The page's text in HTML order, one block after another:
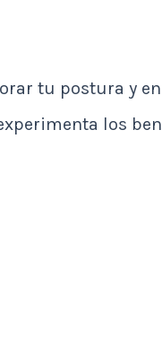
tu postura y
los